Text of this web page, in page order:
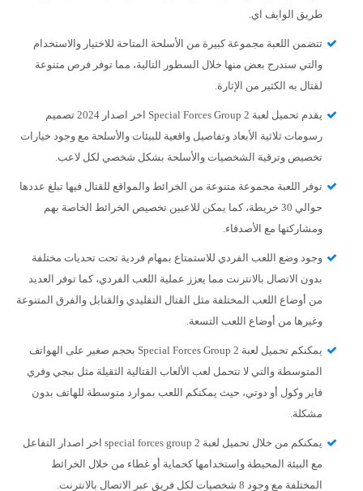
طريق الوايف اي.
تتضمن اللعبة مجموعة كبيرة من الأسلحة المتاحة للاختيار والاستخدام
والتي سندرج بعض منها خلال السطور التالية، مما توفر فرص متنوعة
لقتال به الكثير من الإثارة.
يقدم تحميل لعبة Special Forces Group 2 اخر اصدار 2024 تصميم
رسومات ثلاثية الأبعاد وتفاصيل واقعية للبيئات والأسلحة مع وجود خيارات
تخصيص وترقية الشخصيات والأسلحة بشكل شخصي لكل لاعب.
توفر اللعبة مجموعة متنوعة من الخرائط والمواقع للقتال فيها تبلغ عددها
حوالي 30 خريطة، كما يمكن للاعبين تخصيص الخرائط الخاصة بهم
ومشاركتها مع الأصدقاء.
وجود وضع اللعب الفردي للاستمتاع بمهام فردية تحت تحديات مختلفة
بدون الاتصال بالانترنت مما يعزز عملية اللعب الفردي، كما توفر العديد
من أوضاع اللعب المختلفة مثل القتال التقليدي والقنابل والفرق المتنوعة
وغيرها من أوضاع اللعب التسعة.
يمكنكم تحميل لعبة Special Forces Group 2 بحجم صغير على الهواتف
المتوسطة والتي لا تتحمل لعب الألعاب القتالية الثقيلة مثل ببجي وفري
فاير وكول أو دوتي، حيث يمكنكم اللعب بموارد متوسطة للهاتف بدون
مشكلة.
يمكنكم من خلال تحميل لعبة special forces group 2 اخر اصدار التفاعل
مع البيئة المحيطة واستخدامها كحماية أو غطاء من خلال الخرائط
المختلفة مع وجود 8 شخصيات لكل فريق عبر الاتصال بالانترنت.